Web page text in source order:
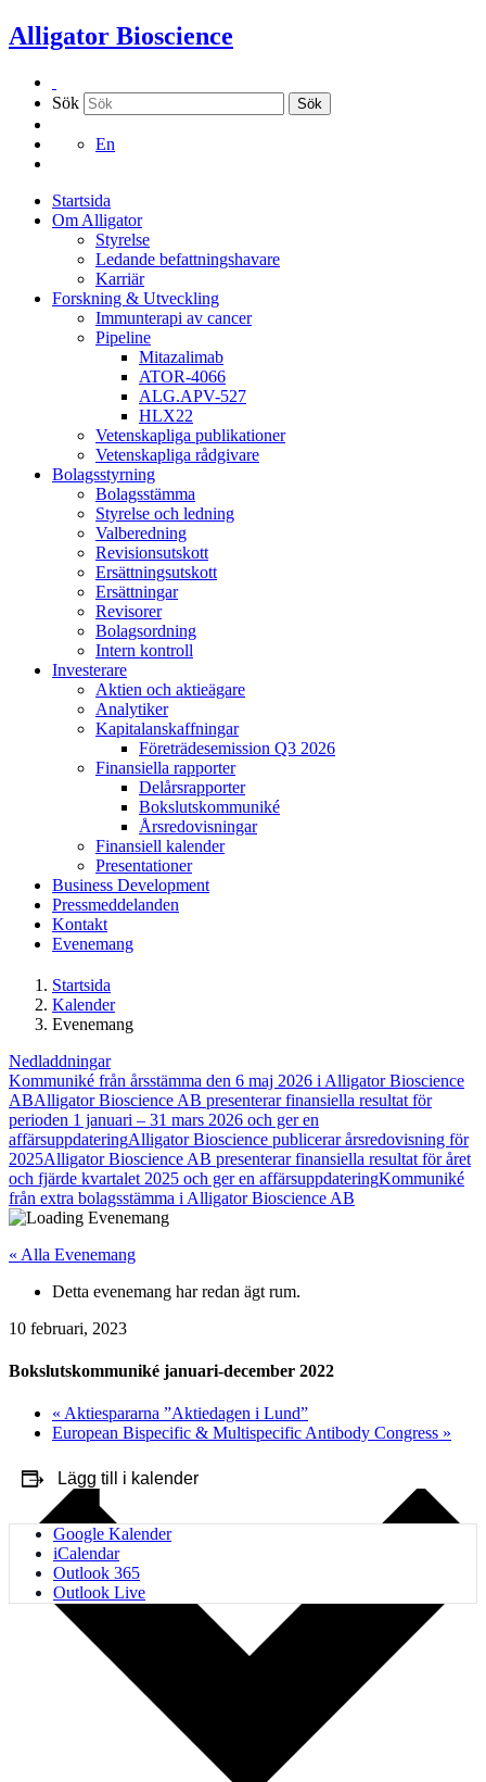
Hoppa
till
Alligator Bioscience
Sök Sök
En
Startsida
Om Alligator
Styrelse
Ledande befattningshavare
Karriär
Forskning & Utveckling
Immunterapi av cancer
Pipeline
Mitazalimab
ATOR-4066
ALG.APV-527
HLX22
Vetenskapliga publikationer
Vetenskapliga rådgivare
Bolagsstyrning
Bolagsstämma
Styrelse och ledning
Valberedning
Revisionsutskott
Ersättningsutskott
Ersättningar
Revisorer
Bolagsordning
Intern kontroll
Investerare
Aktien och aktieägare
Analytiker
Kapitalanskaffningar
Företrädesemission Q3 2026
Finansiella rapporter
Delårsrapporter
Bokslutskommuniké
Årsredovisningar
Finansiell kalender
Presentationer
Business Development
Pressmeddelanden
Kontakt
Evenemang
Startsida
Kalender
Evenemang
Nedladdningar
Kommuniké från årsstämma den 6 maj 2026 i Alligator Bioscience
ABAlligator Bioscience AB presenterar finansiella resultat för
perioden 1 januari – 31 mars 2026 och ger en
affärsuppdateringAlligator Bioscience publicerar årsredovisning för
2025Alligator Bioscience AB presenterar finansiella resultat för året
och fjärde kvartalet 2025 och ger en affärsuppdateringKommuniké
från extra bolagsstämma i Alligator Bioscience AB
« Alla Evenemang
Detta evenemang har redan ägt rum.
10 februari, 2023
Bokslutskommuniké januari-december 2022
« Aktiespararna ”Aktiedagen i Lund”
European Bispecific & Multispecific Antibody Congress »
Lägg till i kalender
Google Kalender
iCalendar
Outlook 365
Outlook Live